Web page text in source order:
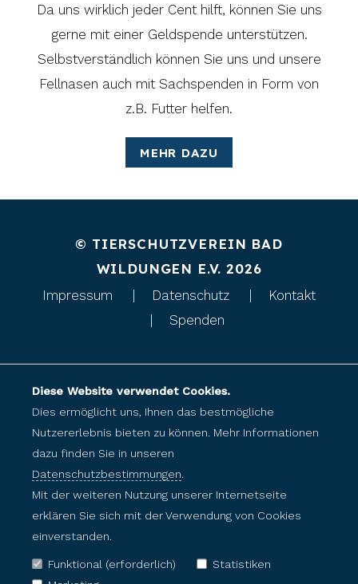
Da uns wirklich jeder Cent hilft, können Sie uns
gerne mit einer Geldspende unterstützen.
Selbstverständlich können Sie uns und unsere
Fellnasen auch mit Sachspenden in Form von
z.B. Futter helfen.
MEHR DAZU
© TIERSCHUTZVEREIN BAD
WILDUNGEN E.V. 2026
Impressum Datenschutz
Kontakt
Spenden
Diese Website verwendet Cookies.
Dies ermöglicht uns, Ihnen das bestmögliche
Nutzererlebnis bieten zu können. Mehr Informationen
dazu finden Sie in unseren
Datenschutzbestimmungen.
Mit der weiteren Nutzung unserer Internetseite
erklären Sie sich mit der Verwendung von Cookies
einverstanden.
Funktional (erforderlich)
Statistiken